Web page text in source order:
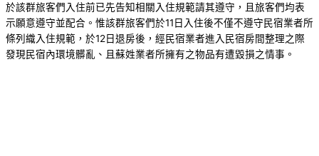
於該群旅客們入住前已先告知相關入住規範請其遵守，且旅客們均表
示願意遵守並配合。惟該群旅客們於11日入住後不僅不遵守民宿業者所
條列織入住規範，於12日退房後，經民宿業者進入民宿房間整理之際
發現民宿內環境髒亂、且蘇姓業者所擁有之物品有遭毀損之情事。